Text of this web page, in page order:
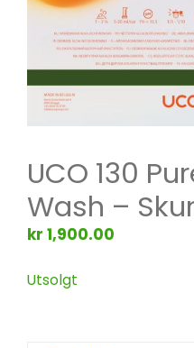
UCO 130
Wash –
kr 1,900.00
Utsolgt